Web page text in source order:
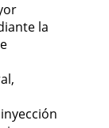
la